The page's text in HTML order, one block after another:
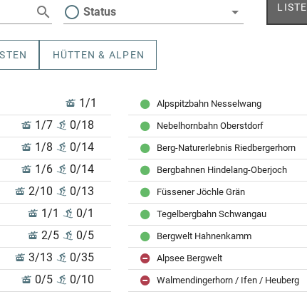
Status LISTE
HÜTTEN & ALPEN
1/1 Alpspitzbahn Nesselwang
1/7 0/18 Nebelhornbahn Oberstdorf
1/8 0/14 Berg-Naturerlebnis Riedbergerhorn
1/6 0/14 Bergbahnen Hindelang-Oberjoch
2/10 0/13 Füssener Jöchle Grän
1/1 0/1 Tegelbergbahn Schwangau
2/5 0/5 Bergwelt Hahnenkamm
3/13 0/35 Alpsee Bergwelt
0/5 0/10 Walmendingerhorn / Ifen / Heuberg